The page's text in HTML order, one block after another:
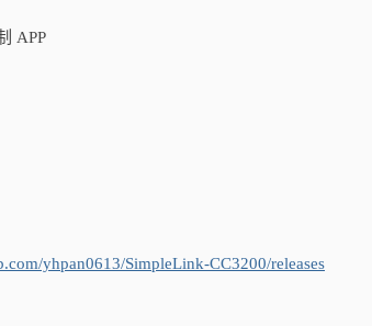
APP
yhpan0613/SimpleLink-CC3200/releases